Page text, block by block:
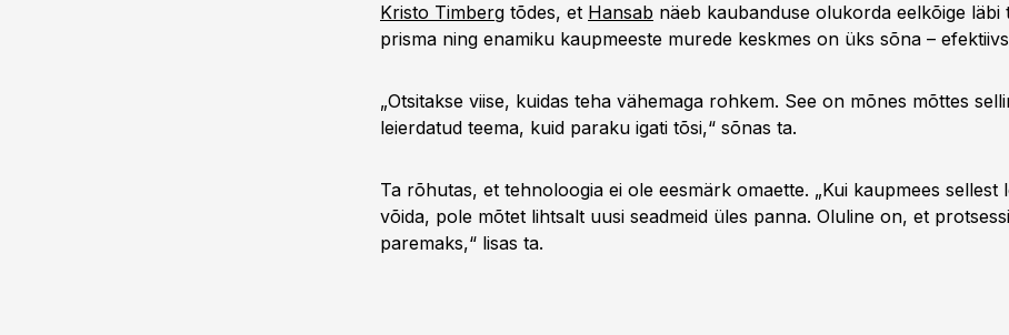
Kristo Timberg tõdes, et Hansab näeb kaubanduse olukorda eelkõige läbi
prisma ning enamiku kaupmeeste murede keskmes on üks sõna –
„Otsitakse viise, kuidas teha vähemaga rohkem. See on mõnes mõttes
leierdatud teema, kuid paraku igati tõsi,“ sõnas ta.
Ta rõhutas, et tehnoloogia ei ole eesmärk omaette. „Kui kaupmees sellest
võida, pole mõtet lihtsalt uusi seadmeid üles panna. Oluline on, et
paremaks,“ lisas ta.